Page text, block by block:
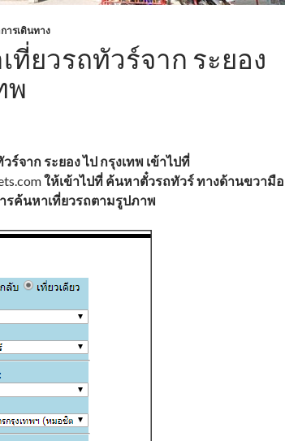
ารเดินทาง
ที่ยวรถทัวร์จาก ระยอง
พ
ร์จาก ระยอง ไป กรุงเทพ เข้าไปที่
ให้เข้าไปที่ ค้นหาตั๋วรถทัวร์ ทางด้านขวามือ
รค้นหาเที่ยวรถตามรูปภาพ